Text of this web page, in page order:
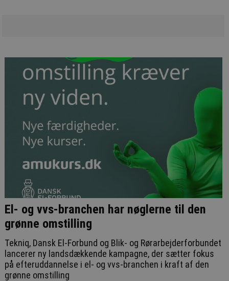
El- og vvs-branchen har nøglerne til den
grønne omstilling
Tekniq, Dansk El-Forbund og Blik- og Rørarbejderforbundet
lancerer ny landsdækkende kampagne, der sætter fokus
på efteruddannelse i el- og vvs-branchen i kraft af den
grønne omstilling